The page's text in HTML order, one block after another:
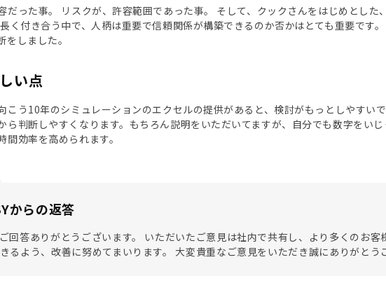
だった事。 リスクが、許容範囲であった事。 そして、クックさんをはじめとした
く付き合う中で、人柄は重要で信頼関係が構築できるのか否かはとても重要です
をしました。
い点
こう10年のシミュレーションのエクセルの提供があると、検討がもっとしやすい
ら判断しやすくなります。もちろん説明をいただいてますが、自分でも数字をい
間効率を高められます。
からの返答
回答ありがとうございます。 いただいたご意見は社内で共有し、より多くのお客
るよう、改善に努めてまいります。 大変貴重なご意見をいただき誠にありがとう